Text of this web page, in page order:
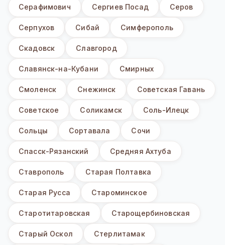
Серафимович Сергиев Посад Серов
Серпухов Сибай Симферополь
Скадовск Славгород
Славянск-на-Кубани Смирных
Смоленск Снежинск Советская Гавань
Советское Соликамск Соль-Илецк
Сольцы Сортавала Сочи
Спасск-Рязанский Средняя Ахтуба
Ставрополь Старая Полтавка
Старая Русса Староминское
Старотитаровская Старощербиновская
Старый Оскол Стерлитамак